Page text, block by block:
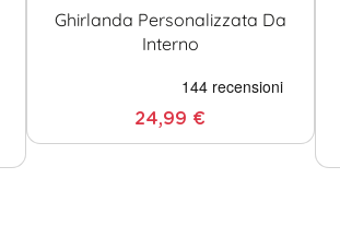
Ghirlanda Personalizzata Da
Interno
24,99 €